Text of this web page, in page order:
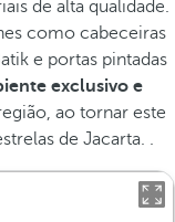
de alta qualidade.
como cabeceiras
e portas pintadas
exclusivo e
ao tornar este
de Jacarta. .